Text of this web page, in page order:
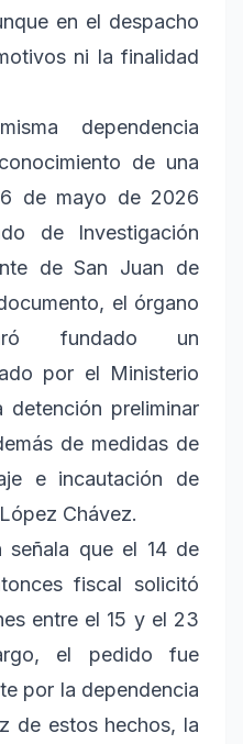
en el despacho
ni la finalidad
dependencia
de una
de mayo de 2026
de Investigación
de San Juan de
el órgano
fundado un
por el Ministerio
detención preliminar
de medidas de
e incautación de
Chávez.
señala que el 14 de
fiscal solicitó
entre el 15 y el 23
el pedido fue
por la dependencia
de estos hechos, la